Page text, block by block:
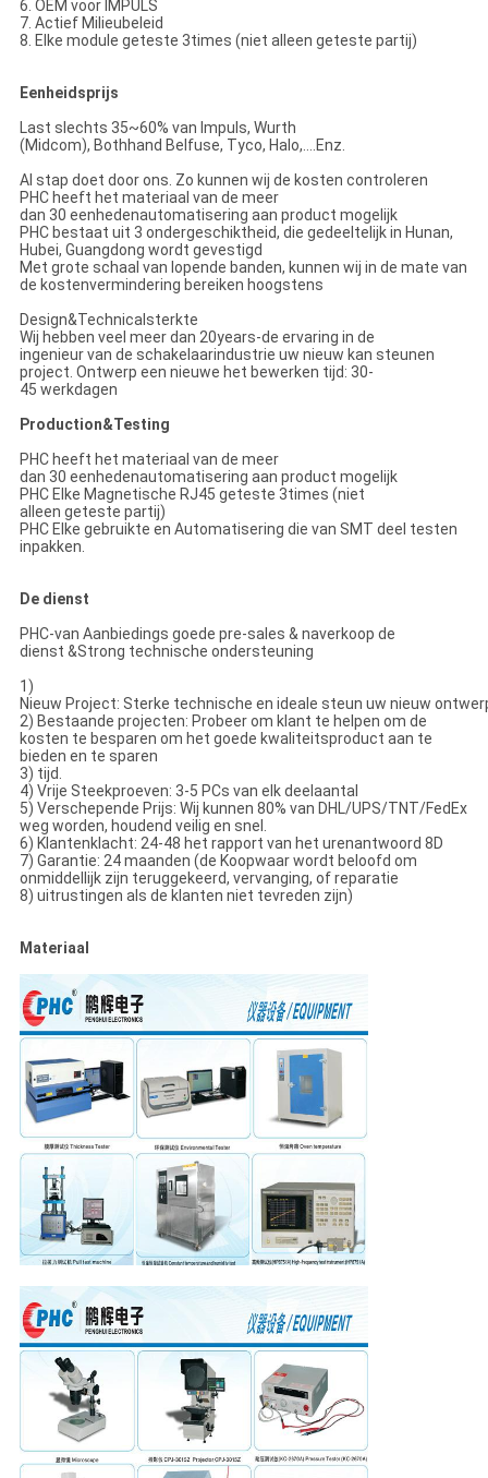
6. OEM voor IMPULS
7. Actief Milieubeleid
8. Elke module geteste 3times (niet alleen geteste partij)
Eenheidsprijs
Last slechts 35~60% van Impuls, Wurth
(Midcom), Bothhand Belfuse, Tyco, Halo,….Enz.
Al stap doet door ons. Zo kunnen wij de kosten controleren
PHC heeft het materiaal van de meer
dan 30 eenhedenautomatisering aan product mogelijk
PHC bestaat uit 3 ondergeschiktheid, die gedeeltelijk in Hunan,
Hubei, Guangdong wordt gevestigd
Met grote schaal van lopende banden, kunnen wij in de mate van
de kostenvermindering bereiken hoogstens
Design&Technicalsterkte
Wij hebben veel meer dan 20years-de ervaring in de
ingenieur van de schakelaarindustrie uw nieuw kan steunen
project. Ontwerp een nieuwe het bewerken tijd: 30-
45 werkdagen
Production&Testing
PHC heeft het materiaal van de meer
dan 30 eenhedenautomatisering aan product mogelijk
PHC Elke Magnetische RJ45 geteste 3times (niet
alleen geteste partij)
PHC Elke gebruikte en Automatisering die van SMT deel testen
inpakken.
De dienst
PHC-van Aanbiedings goede pre-sales & naverkoop de
dienst &Strong technische ondersteuning
1)
Nieuw Project: Sterke technische en ideale steun uw nieuw
2) Bestaande projecten: Probeer om klant te helpen om de
kosten te besparen om het goede kwaliteitsproduct aan te
bieden en te sparen
3) tijd.
4) Vrije Steekproeven: 3-5 PCs van elk deelaantal
5) Verschepende Prijs: Wij kunnen 80% van DHL/UPS/TNT/FedEx
weg worden, houdend veilig en snel.
6) Klantenklacht: 24-48 het rapport van het urenantwoord 8D
7) Garantie: 24 maanden (de Koopwaar wordt beloofd om
onmiddellijk zijn teruggekeerd, vervanging, of reparatie
8) uitrustingen als de klanten niet tevreden zijn)
Materiaal